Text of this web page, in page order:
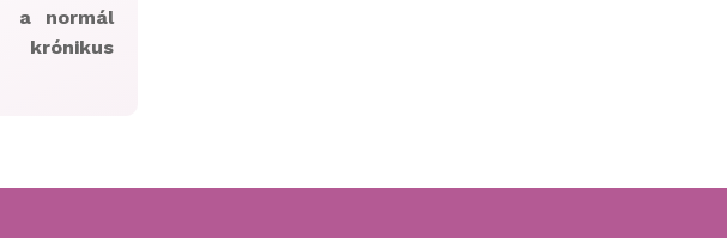
a normál